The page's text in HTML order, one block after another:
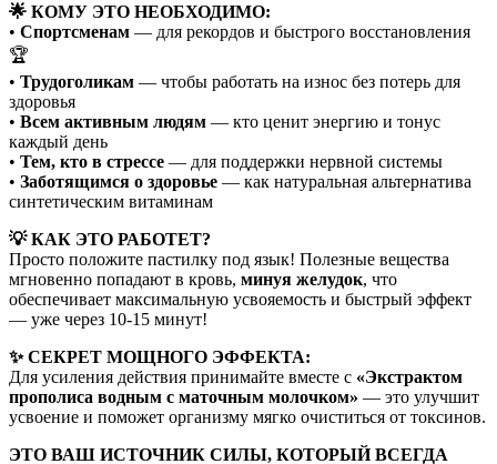
🌟 КОМУ ЭТО НЕОБХОДИМО:
• Спортсменам — для рекордов и быстрого восстановления
🏆
• Трудоголикам — чтобы работать на износ без потерь для
здоровья
• Всем активным людям — кто ценит энергию и тонус
каждый день
• Тем, кто в стрессе — для поддержки нервной системы
• Заботящимся о здоровье — как натуральная альтернатива
синтетическим витаминам
💡 КАК ЭТО РАБОТЕТ?
Просто положите пастилку под язык! Полезные вещества
мгновенно попадают в кровь, минуя желудок, что
обеспечивает максимальную усвояемость и быстрый эффект
— уже через 10-15 минут!
✨ СЕКРЕТ МОЩНОГО ЭФФЕКТА:
Для усиления действия принимайте вместе с «Экстрактом
прополиса водным с маточным молочком» — это улучшит
усвоение и поможет организму мягко очиститься от токсинов.
ЭТО ВАШ ИСТОЧНИК СИЛЫ, КОТОРЫЙ ВСЕГДА